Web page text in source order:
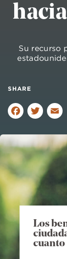
Su recurso
a
c
e
b
o
o
k
w
it
te
r
m
ai
l
Los
cuanto